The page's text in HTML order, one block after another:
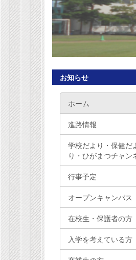
お知らせ
ホーム
進路情報
学校だより・保健だ
り・ひがまつチャン
行事予定
オープンキャンパス
在校生・保護者の方
入学を考えている方